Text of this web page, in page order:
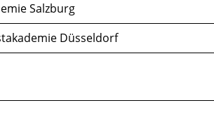
Salzburg
Düsseldorf